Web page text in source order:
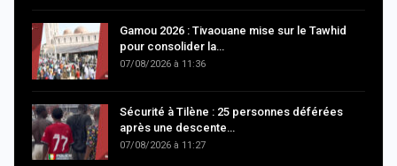
Gamou 2026 : Tivaouane mise sur le Tawhid
pour consolider la…
07/08/2026 à 11:36
Sécurité à Tilène : 25 personnes déférées
après une descente…
07/08/2026 à 11:27